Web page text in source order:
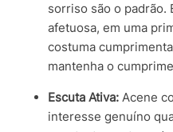
sorriso são o padrão.
afetuosa, em uma
costuma
mantenha o
Escuta Ativa: Acene
interesse genuíno